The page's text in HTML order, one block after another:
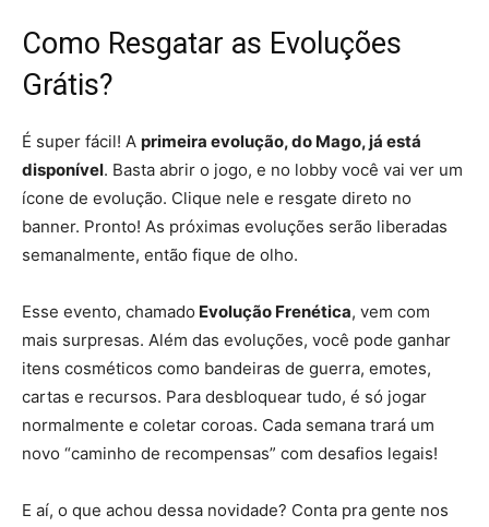
Como Resgatar as Evoluções
Grátis?
É super fácil! A primeira evolução, do Mago, já está
disponível. Basta abrir o jogo, e no lobby você vai ver um
ícone de evolução. Clique nele e resgate direto no
banner. Pronto! As próximas evoluções serão liberadas
semanalmente, então fique de olho.
Esse evento, chamado Evolução Frenética, vem com
mais surpresas. Além das evoluções, você pode ganhar
itens cosméticos como bandeiras de guerra, emotes,
cartas e recursos. Para desbloquear tudo, é só jogar
normalmente e coletar coroas. Cada semana trará um
novo “caminho de recompensas” com desafios legais!
E aí, o que achou dessa novidade? Conta pra gente nos